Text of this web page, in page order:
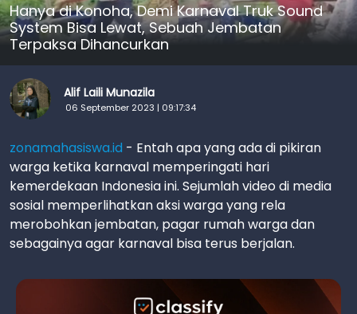
Hanya di Konoha, Demi Karnaval Truk Sound
System Bisa Lewat, Sebuah Jembatan
Terpaksa Dihancurkan
Alif Laili Munazila
06 September 2023 | 09:17:34
zonamahasiswa.id - Entah apa yang ada di pikiran
warga ketika karnaval memperingati hari
kemerdekaan Indonesia ini. Sejumlah video di media
sosial memperlihatkan aksi warga yang rela
merobohkan jembatan, pagar rumah warga dan
sebagainya agar karnaval bisa terus berjalan.